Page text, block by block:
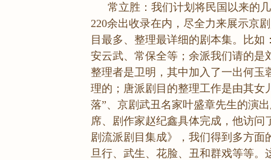
常立胜：我们计划将民国以来的
220余出收录在内，尽全力来展示京
目最多、整理最详细的剧本集。比
安云武、常保全等；余派我们请的
整理者是卫明，其中加入了一出何
理的；唐派剧目的整理工作是由其女
落”、京剧武丑名家叶盛章先生的演
席、剧作家赵纪鑫具体完成，他访
剧流派剧目集成》，我们得到多方
旦行、武生、花脸、丑和群戏等等